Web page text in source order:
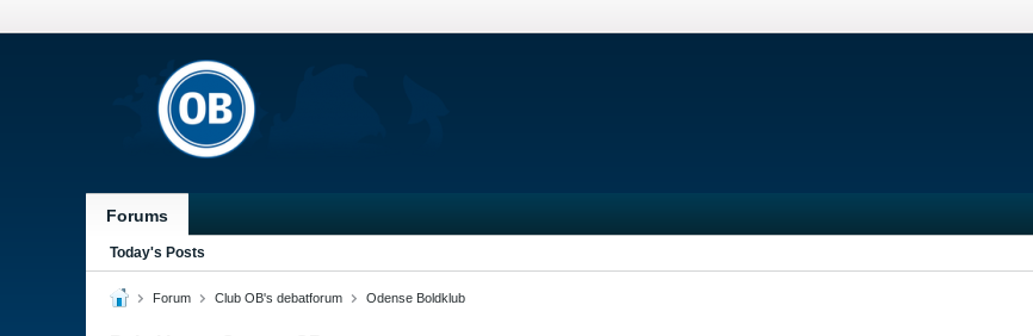
Forums
Today's Posts
Forum Club OB's debatforum Odense Boldklub